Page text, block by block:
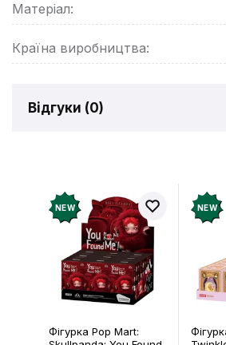
Матеріал:
Країна виробництва:
Відгуки (0)
Додайте відгук і отримайте
рахунок
Залишити
NEW
Фігурка Pop Mart:
NEW